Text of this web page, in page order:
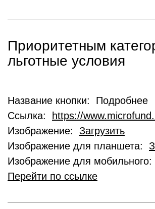
Приоритетным
льготные условия
Название кнопки: Подробнее
Ссылка:
https://
Изображение: Загрузить
Изображение для планшета:
Изображение для мобильного:
Перейти по ссылке